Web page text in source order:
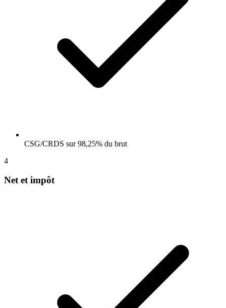
CSG/CRDS sur 98,25% du brut
4
Net et impôt